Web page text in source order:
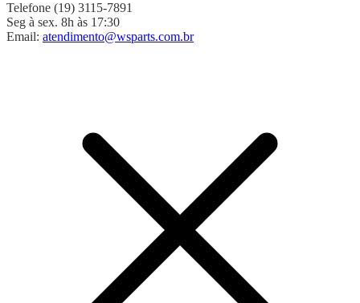
Telefone (19) 3115-7891
Seg à sex. 8h às 17:30
Email: atendimento@wsparts.com.br